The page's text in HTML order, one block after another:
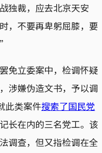
独裁，应去北京天安
，不要再卑躬屈膝，要
免立委案中，检调怀疑
涉嫌伪造文书，予以调
此类案件搜索了国民党
长在内的三名党工。该
调查，但又指检调在全